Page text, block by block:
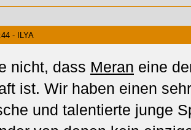
- ILYA
nicht, dass Meran eine
ist. Wir haben einen
und talentierte junge